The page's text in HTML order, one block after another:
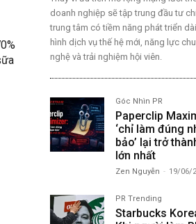
doanh nghiệp sẽ tập trung đầu tư
trung tâm có tiềm năng phát triển
hình dịch vụ thế hệ mới, năng lực
nghệ và trải nghiệm hội viên.
Góc Nhìn PR
Paperclip
‘chỉ làm đúng
bảo’ lại trở
lớn nhất
Zen Nguyễn - 19/06/
PR Trending
Starbucks